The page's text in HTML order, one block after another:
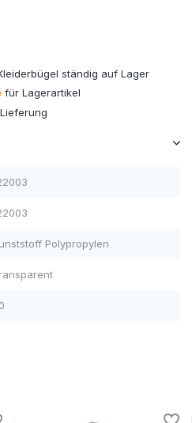
ständig auf Lager
für Lagerartikel
Polypropylen